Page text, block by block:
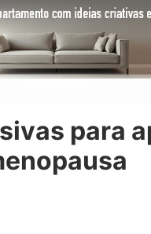
para